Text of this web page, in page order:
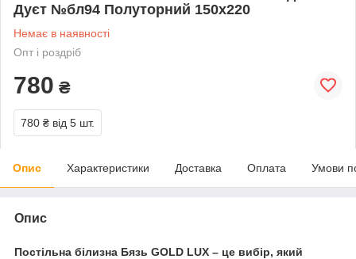
Дуєт №бл94 Полуторний 150х220
Немає в наявності
Опт і роздріб
780 ₴
780 ₴ від 5 шт.
Опис Характеристики Доставка Оплата Умови
Опис
Постільна білизна Бязь GOLD LUX – це вибір, який